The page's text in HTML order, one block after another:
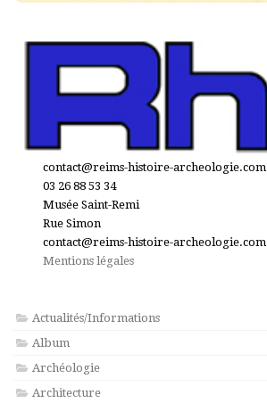
contact@reims-histoire-archeologie.com
03 26 88 53 34
Musée Saint-Remi
Rue Simon
contact@reims-histoire-archeologie.com
Mentions légales
Actualités/Informations
Album
Archéologie
Architecture